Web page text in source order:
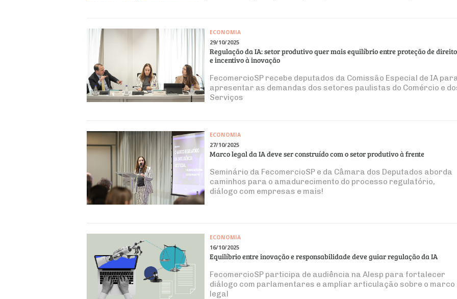
ECONOMIA
29/10/2025
Regulação da IA: setor produtivo quer mais equilíbrio entre proteção de
e incentivo à inovação
FecomercioSP recebe deputados da Comissão Especial de IA
apresentar as demandas dos setores paulistas do Comércio e
Serviços
ECONOMIA
27/10/2025
Marco legal da IA deve ser construído com o setor produtivo à frente
Seminário da FecomercioSP e da Câmara dos Deputados aborda
caminhos para o amadurecimento do processo regulatório,
diálogo com empresas e mais!
ECONOMIA
16/10/2025
Equilíbrio entre inovação e responsabilidade deve guiar regulação da IA
FecomercioSP participa de audiência na Alesp para fortalecer
diálogo com parlamentares e ampliar articulação sobre o marco
legal